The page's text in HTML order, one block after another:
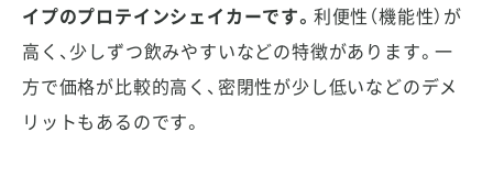
イプのプロテインシェイカーです。 利便性（機能性）が
高く、少しずつ飲みやすいなどの特徴があります。一
方で価格が比較的高く、密閉性が少し低いなどのデメ
リットもあるのです。